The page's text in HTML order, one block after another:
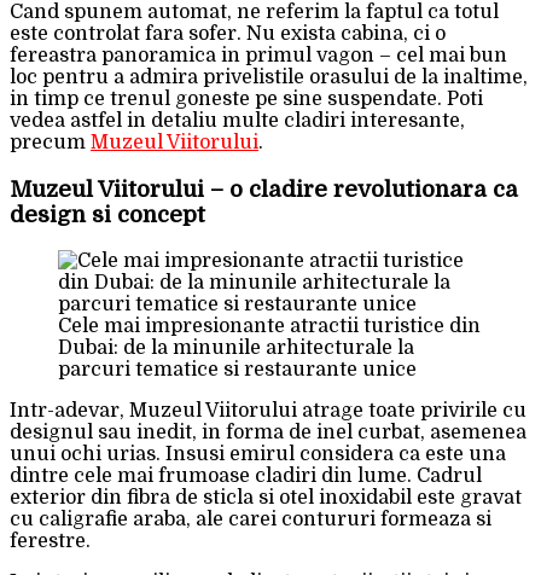
Cand spunem automat, ne referim la faptul ca totul
este controlat fara sofer. Nu exista cabina, ci o
fereastra panoramica in primul vagon – cel mai bun
loc pentru a admira privelistile orasului de la inaltime,
in timp ce trenul goneste pe sine suspendate. Poti
vedea astfel in detaliu multe cladiri interesante,
precum Muzeul Viitorului.
Muzeul Viitorului – o cladire revolutionara ca
design si concept
Cele mai impresionante atractii turistice din
Dubai: de la minunile arhitecturale la
parcuri tematice si restaurante unice
Intr-adevar, Muzeul Viitorului atrage toate privirile cu
designul sau inedit, in forma de inel curbat, asemenea
unui ochi urias. Insusi emirul considera ca este una
dintre cele mai frumoase cladiri din lume. Cadrul
exterior din fibra de sticla si otel inoxidabil este gravat
cu caligrafie araba, ale carei contururi formeaza si
ferestre.